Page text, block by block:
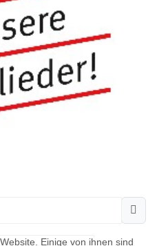
Einige von ihnen sind